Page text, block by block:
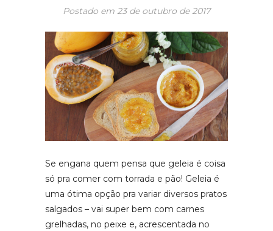
Postado em 23 de outubro de 2017
Se engana quem pensa que geleia é coisa
só pra comer com torrada e pão! Geleia é
uma ótima opção pra variar diversos pratos
salgados – vai super bem com carnes
grelhadas, no peixe e, acrescentada no